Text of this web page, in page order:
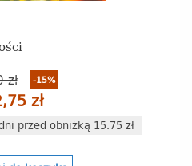
zł -15%
zł
przed obniżką 15.75 zł